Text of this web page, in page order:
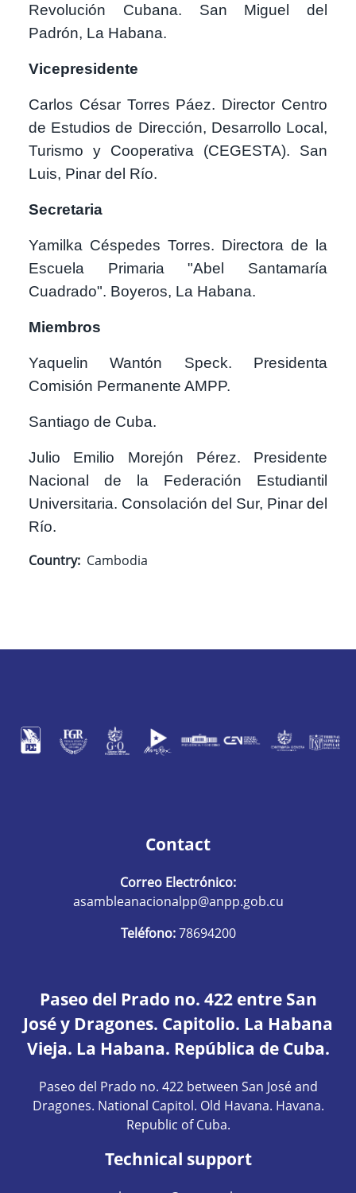
Revolución Cubana. San Miguel del
Padrón, La Habana.
Vicepresidente
Carlos César Torres Páez. Director Centro
de Estudios de Dirección, Desarrollo Local,
Turismo y Cooperativa (CEGESTA). San
Luis, Pinar del Río.
Secretaria
Yamilka Céspedes Torres. Directora de la
Escuela Primaria "Abel Santamaría
Cuadrado". Boyeros, La Habana.
Miembros
Yaquelin Wantón Speck. Presidenta
Comisión Permanente AMPP.
Santiago de Cuba.
Julio Emilio Morejón Pérez. Presidente
Nacional de la Federación Estudiantil
Universitaria. Consolación del Sur, Pinar del
Río.
Country Cambodia
Contact
Correo Electrónico:
asambleanacionalpp@anpp.gob.cu
Teléfono:78694200
Paseo del Prado no. 422 entre San
José y Dragones. Capitolio. La Habana
Vieja. La Habana. República de Cuba.
Paseo del Prado no. 422 between San José and
Dragones. National Capitol. Old Havana. Havana.
Republic of Cuba.
Technical support